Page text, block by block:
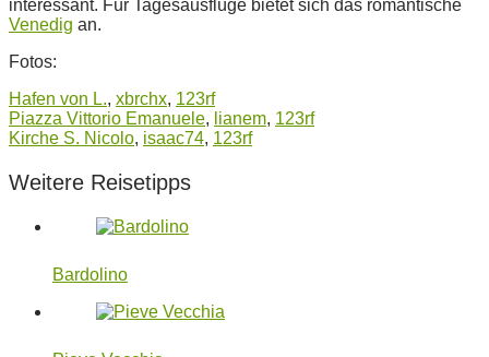
interessant. Für Tagesausflüge bietet sich das romantische
Venedig an.
Fotos:
Hafen von L., xbrchx, 123rf
Piazza Vittorio Emanuele, lianem, 123rf
Kirche S. Nicolo, isaac74, 123rf
Weitere Reisetipps
Bardolino